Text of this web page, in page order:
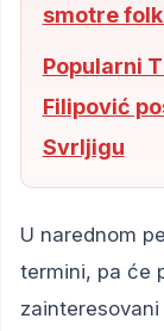
smotre
Popularni
Filipović
Svrljigu
U narednom
termini, pa će